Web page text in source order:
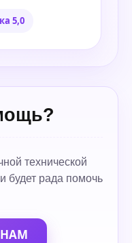
5,0
технической
будет рада помочь